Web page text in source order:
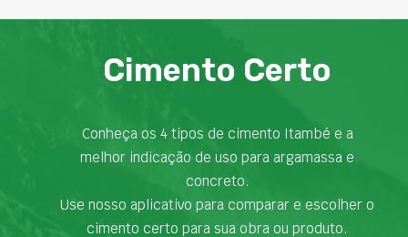
Cimento Certo
Conheça os 4 tipos de cimento Itambé e a
melhor indicação de uso para argamassa e
concreto.
Use nosso aplicativo para comparar e escolher o
cimento certo para sua obra ou produto.